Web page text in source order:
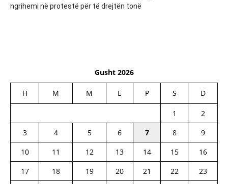
ngrihemi në protestë për të drejtën tonë
Gusht 2026
H M M E P S D
1
2
3
4 5 6 7 8
9
10
11 12 13 14 15
16
17
18 19 20 21 22
23